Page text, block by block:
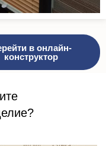
в онлайн-
конструктор